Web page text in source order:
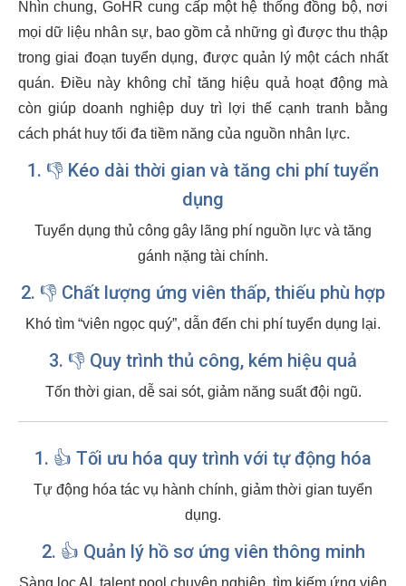
Nhìn chung, GoHR cung cấp một hệ thống đồng bộ, nơi
mọi dữ liệu nhân sự, bao gồm cả những gì được thu thập
trong giai đoạn tuyển dụng, được quản lý một cách nhất
quán. Điều này không chỉ tăng hiệu quả hoạt động mà
còn giúp doanh nghiệp duy trì lợi thế cạnh tranh bằng
cách phát huy tối đa tiềm năng của nguồn nhân lực.
1. 👎 Kéo dài thời gian và tăng chi phí tuyển
dụng
Tuyển dụng thủ công gây lãng phí nguồn lực và tăng
gánh nặng tài chính.
2. 👎 Chất lượng ứng viên thấp, thiếu phù hợp
Khó tìm “viên ngọc quý”, dẫn đến chi phí tuyển dụng lại.
3. 👎 Quy trình thủ công, kém hiệu quả
Tốn thời gian, dễ sai sót, giảm năng suất đội ngũ.
1. 👍 Tối ưu hóa quy trình với tự động hóa
Tự động hóa tác vụ hành chính, giảm thời gian tuyển
dụng.
2. 👍 Quản lý hồ sơ ứng viên thông minh
Sàng lọc AI, talent pool chuyên nghiệp, tìm kiếm ứng viên